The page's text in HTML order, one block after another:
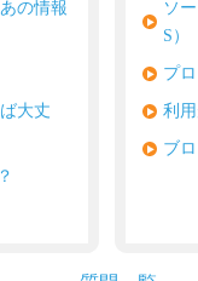
の情報
大丈
ソ
S）
プ
利
ブ